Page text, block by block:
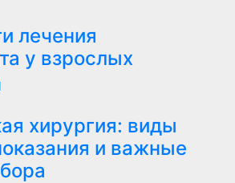
лечения
у взрослых
хирургия: виды
и важные